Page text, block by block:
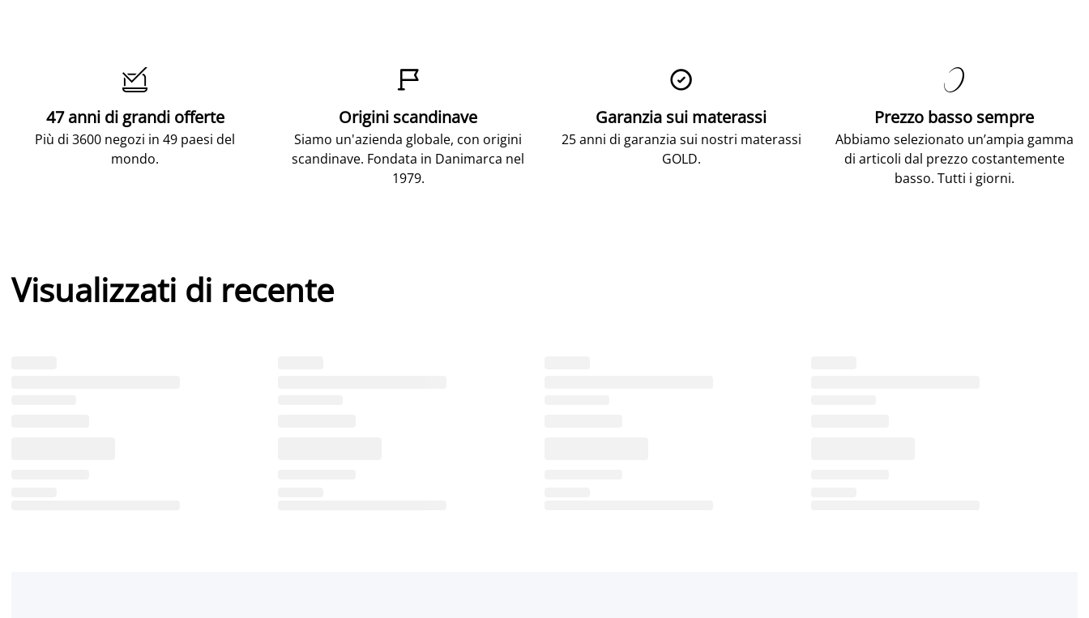

47 anni di grandi offerte
Più di 3600 negozi in 49 paesi del
mondo.

Origini scandinave
Siamo un'azienda globale, con origini
scandinave. Fondata in Danimarca nel
1979.

Garanzia sui materassi
25 anni di garanzia sui nostri materassi
GOLD.

Prezzo basso sempre
Abbiamo selezionato un’ampia gamma
di articoli dal prezzo costantemente
basso. Tutti i giorni.
Visualizzati di recente